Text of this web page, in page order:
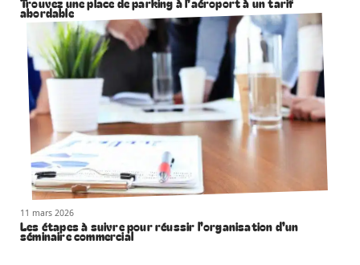
Trouvez une place de parking à l’aéroport à un tarif
abordable
11 mars 2026
Les étapes à suivre pour réussir l’organisation d’un
séminaire commercial